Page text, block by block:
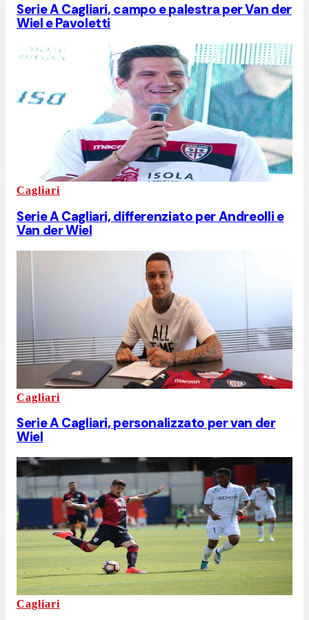
Serie A Cagliari, campo e palestra per Van der
Wiel e Pavoletti
Cagliari
Serie A Cagliari, differenziato per Andreolli e
Van der Wiel
Cagliari
Serie A Cagliari, personalizzato per van der
Wiel
Cagliari